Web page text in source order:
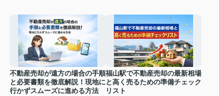
不動産売却が遠方の場合の手順
と必要書類を徹底解説！現地に
行かずスムーズに進める方法
福山駅で不動産売却の最新相場
と高く売るための準備チェック
リスト